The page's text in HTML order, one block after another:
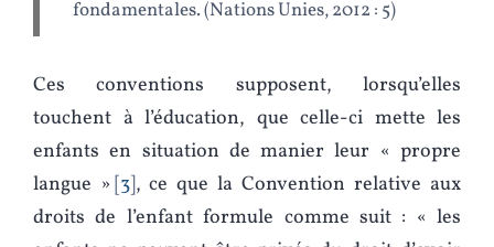
fondamentales. (Nations Unies, 2012 : 5)
Ces conventions supposent, lorsqu’elles
touchent à l’éducation, que celle-ci mette les
enfants en situation de manier leur « propre
langue » 3 , ce que la Convention relative aux
droits de l’enfant formule comme suit : « les